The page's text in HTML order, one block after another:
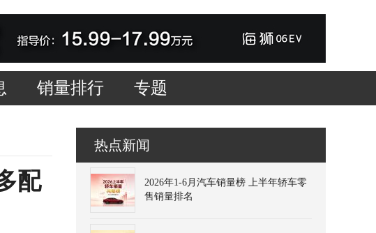
销量排行 专题
配
热点新闻
2026年1-6月汽车销量榜 上半年轿车零
售销量排名